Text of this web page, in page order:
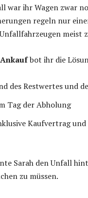
war ihr Wagen zwar
regeln nur
meist
bot ihr die
des Restwertes und
Tag der Abholung
Kaufvertrag und
Sarah den Unfall
zu müssen.